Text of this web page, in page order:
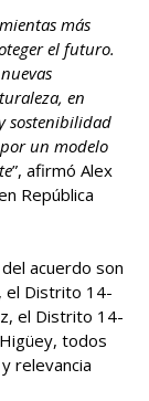
más
el futuro.
en
sostenibilidad
un modelo
”, afirmó Alex
República
acuerdo son
el Distrito 14-
el Distrito 14-
todos
relevancia